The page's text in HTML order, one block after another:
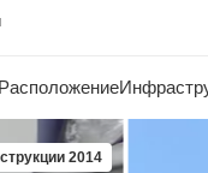
Расположение
2014